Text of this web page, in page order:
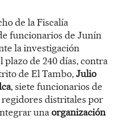
de la Fiscalía
funcionarios de Junín
la investigación
de 240 días, contra
de El Tambo,Julio
, siete funcionarios de
regidores distritales por
unaorganización